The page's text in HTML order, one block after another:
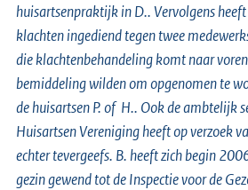
huisartsenpraktijk in D.. Vervolgens
klachten ingediend tegen twee
die klachtenbehandeling komt naar
bemiddeling wilden om opgenomen te
de huisartsen P. of H.. Ook de ambtelijk
Huisartsen Vereniging heeft op verzoek
echter tevergeefs. B. heeft zich begin
gezin gewend tot de Inspectie voor de